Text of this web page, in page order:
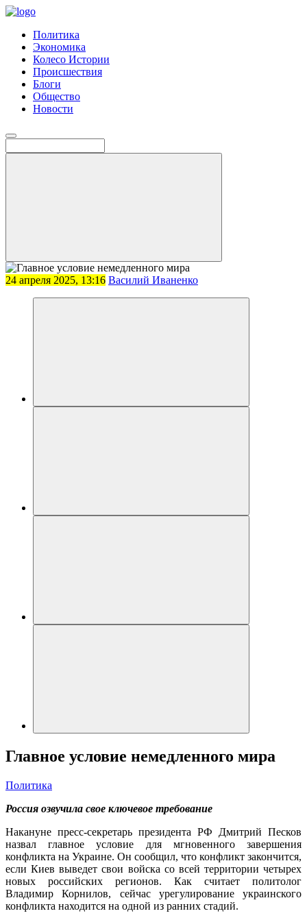
Политика
Экономика
Колесо Истории
Происшествия
Блоги
Общество
Новости
24 апреля 2025, 13:16 Василий Иваненко
Главное условие немедленного мира
Политика
Россия озвучила свое ключевое требование
Накануне пресс-секретарь президента РФ Дмитрий Песков
назвал главное условие для мгновенного завершения
конфликта на Украине. Он сообщил, что конфликт закончится,
если Киев выведет свои войска со всей территории четырех
новых российских регионов. Как считает политолог
Владимир Корнилов, сейчас урегулирование украинского
конфликта находится на одной из ранних стадий.